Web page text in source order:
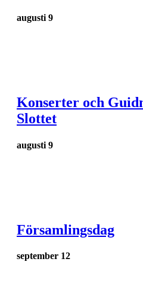
augusti 9
Konserter och
Slottet
augusti 9
Församlingsdag
september 12